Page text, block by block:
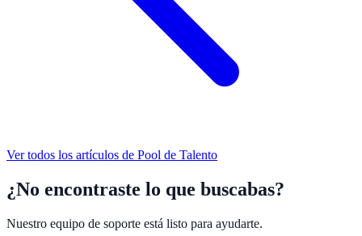
Ver todos los artículos de Pool de Talento
¿No encontraste lo que buscabas?
Nuestro equipo de soporte está listo para ayudarte.